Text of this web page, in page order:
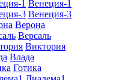
Венеция-1
Венеция-3
Верона
Версаль
Виктория
Влада
Готика